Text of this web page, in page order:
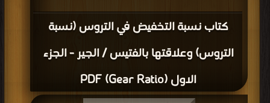
كتاب نسبة التخفيض في التروس (نسبة
التروس) وعلاقتها بالفتيس / الجير - الجزء
الاول (Gear Ratio) PDF